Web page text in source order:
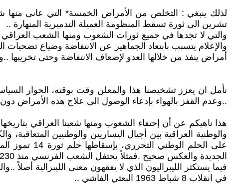
لذلك ينبغي : التخلص من الأمراض الخمسة* التي عانى منها
تشرين الى ثورة تسقط المنظومة العميلة التدميرية المنهارة ..
والتي لا تجدها في جميع ثورات الشعوب ومنها الشعب العراقي
والإعلام يتسبب بابتعاد الجماهير عن الانتفاضة وضياع
أمراض ينفذ من خلالها العدو لإضعاف الانتفاضة وحتى تخريبها
نأمل ان يعزز تشخيصنا هذا والمعلن وقت بوقته، الحوار
..وعدم القفز بالهواء بإدعاء الوصول الى علاج هذه الأمراض
هذا ناهيكم عن أن إحتفاء الشعوب ومنها شعبنا العراقي
والوطنية العراقية بين أجيال اليساريين والوطنيين
على الحلم
الجديدة والعكس صحيح .فمثلاً يحتفل الشعب الفرنسي منذ 230 عاماً سنوياً بثورته 14 تموز 1789...
في انقلاب 8 شباط 1963 البعثي الفاشي ..